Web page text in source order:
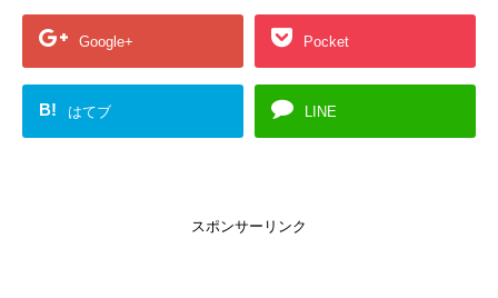
Google+ Pocket
B! はてブ LINE
スポンサーリンク